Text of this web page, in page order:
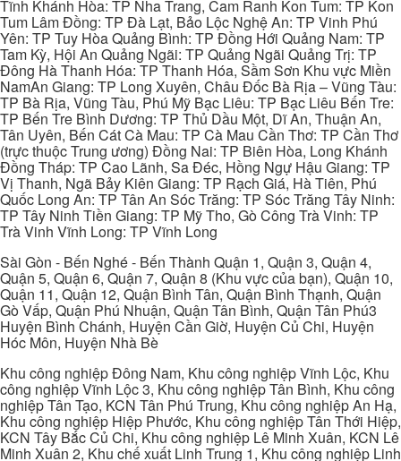
Tĩnh Khánh Hòa: TP Nha Trang, Cam Ranh Kon Tum: TP Kon
Tum Lâm Đồng: TP Đà Lạt, Bảo Lộc Nghệ An: TP Vinh Phú
Yên: TP Tuy Hòa Quảng Bình: TP Đồng Hới Quảng Nam: TP
Tam Kỳ, Hội An Quảng Ngãi: TP Quảng Ngãi Quảng Trị: TP
Đông Hà Thanh Hóa: TP Thanh Hóa, Sầm Sơn Khu vực Miền
NamAn Giang: TP Long Xuyên, Châu Đốc Bà Rịa – Vũng Tàu:
TP Bà Rịa, Vũng Tàu, Phú Mỹ Bạc Liêu: TP Bạc Liêu Bến Tre:
TP Bến Tre Bình Dương: TP Thủ Dầu Một, Dĩ An, Thuận An,
Tân Uyên, Bến Cát Cà Mau: TP Cà Mau Cần Thơ: TP Cần Thơ
(trực thuộc Trung ương) Đồng Nai: TP Biên Hòa, Long Khánh
Đồng Tháp: TP Cao Lãnh, Sa Đéc, Hồng Ngự Hậu Giang: TP
Vị Thanh, Ngã Bảy Kiên Giang: TP Rạch Giá, Hà Tiên, Phú
Quốc Long An: TP Tân An Sóc Trăng: TP Sóc Trăng Tây Ninh:
TP Tây Ninh Tiền Giang: TP Mỹ Tho, Gò Công Trà Vinh: TP
Trà Vinh Vĩnh Long: TP Vĩnh Long
Sài Gòn - Bến Nghé - Bến Thành Quận 1, Quận 3, Quận 4,
Quận 5, Quận 6, Quận 7, Quận 8 (Khu vực của bạn), Quận 10,
Quận 11, Quận 12, Quận Bình Tân, Quận Bình Thạnh, Quận
Gò Vấp, Quận Phú Nhuận, Quận Tân Bình, Quận Tân Phú3
Huyện Bình Chánh, Huyện Cần Giờ, Huyện Củ Chi, Huyện
Hóc Môn, Huyện Nhà Bè
Khu công nghiệp Đông Nam, Khu công nghiệp Vĩnh Lộc, Khu
công nghiệp Vĩnh Lộc 3, Khu công nghiệp Tân Bình, Khu công
nghiệp Tân Tạo, KCN Tân Phú Trung, Khu công nghiệp An Hạ,
Khu công nghiệp Hiệp Phước, Khu công nghiệp Tân Thới Hiệp,
KCN Tây Bắc Củ Chi, Khu công nghiệp Lê Minh Xuân, KCN Lê
Minh Xuân 2, Khu chế xuất Linh Trung 1, Khu công nghiệp Linh